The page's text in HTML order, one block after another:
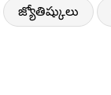
జ్యోతిష్కులు